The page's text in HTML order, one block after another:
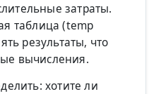
затраты.
таблица (temp
результаты, что
вычисления.
хотите ли